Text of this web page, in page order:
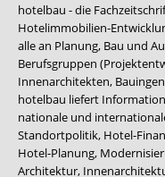
hotelbau - die
Hotelimmobilien-
alle an Planung, Bau und
Berufsgruppen
Innenarchitekten,
hotelbau liefert
nationale und
Standortpolitik, Hotel-
Hotel-Planung,
Architektur,